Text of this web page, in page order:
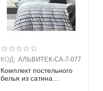
КОД: АЛЬВИТЕК-CA-7-077
Комплект постельного
белья из сатина